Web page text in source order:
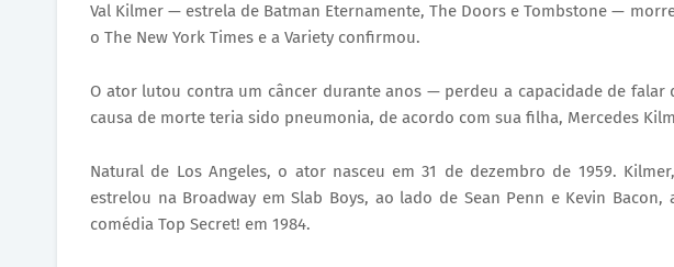
Val Kilmer — estrela de Batman Eternamente, The Doors e Tombstone —
o The New York Times e a Variety confirmou.
O ator lutou contra um câncer durante anos — perdeu a capacidade de falar
causa de morte teria sido pneumonia, de acordo com sua filha, Mercedes
Natural de Los Angeles, o ator nasceu em 31 de dezembro de 1959.
estrelou na Broadway em Slab Boys, ao lado de Sean Penn e Kevin
comédia Top Secret! em 1984.